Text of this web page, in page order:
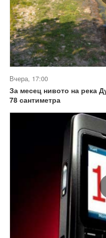
Вчера, 17:00
За месец нивото на река
78 сантиметра